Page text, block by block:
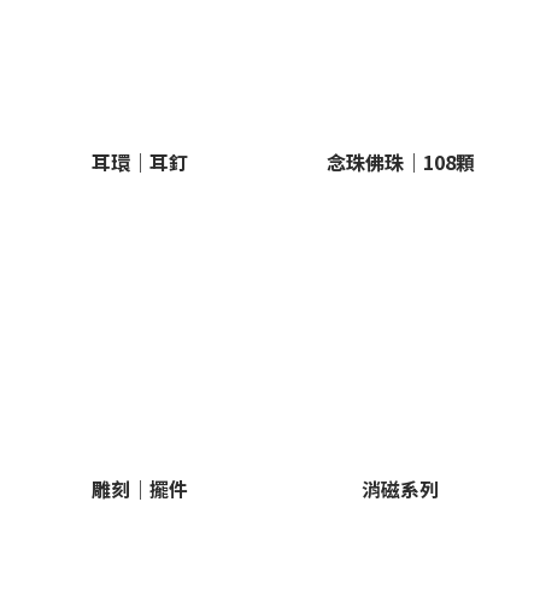
耳環｜耳釘 念珠佛珠｜108顆
雕刻｜擺件 消磁系列